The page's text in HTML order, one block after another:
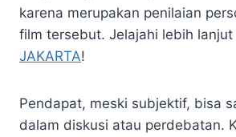
karena merupakan penilaian
film tersebut. Jelajahi lebih lanjut
JAKARTA!
Pendapat, meski subjektif, bisa
dalam diskusi atau perdebatan.